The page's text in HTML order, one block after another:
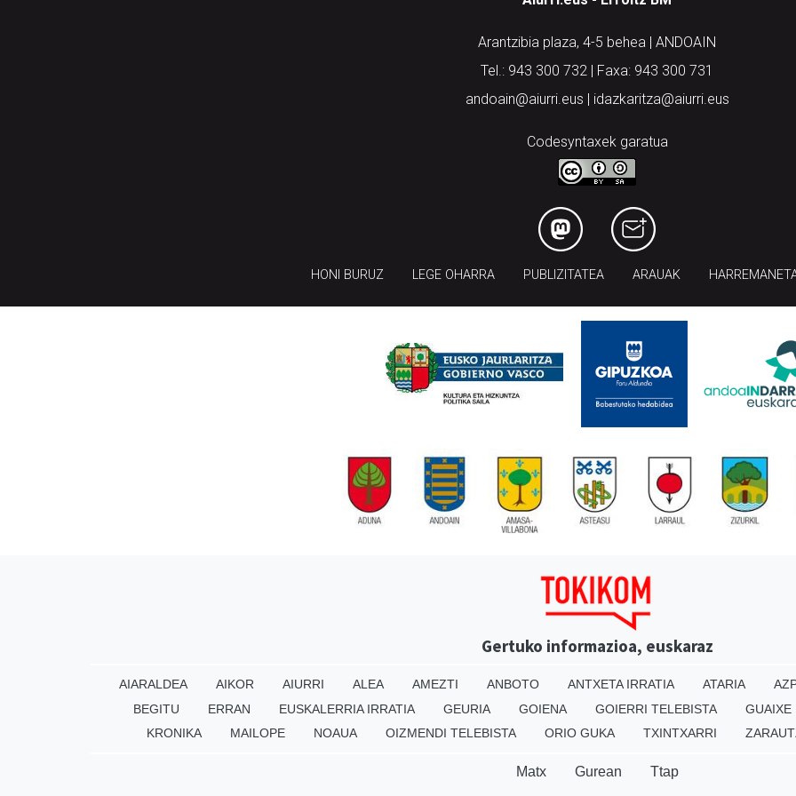
Arantzibia plaza, 4-5 behea | ANDOAIN
Tel.: 943 300 732 | Faxa: 943 300 731
andoain@aiurri.eus | idazkaritza@aiurri.eus
Codesyntaxek garatua
HONI BURUZ LEGE OHARRA PUBLIZITATEA ARAUAK
Gertuko informazioa, euskaraz
AIARALDEA AIKOR AIURRI ALEA AMEZTI ANBOTO ANTXETA IRRATIA ATARIA
BEGITU
ERRAN EUSKALERRIA IRRATIA GEURIA GOIENA GOIERRI TELEBISTA GUAIXE
KRONIKA
MAILOPE NOAUA OIZMENDI TELEBISTA ORIO GUKA TXINTXARRI
Matx Gurean Ttap